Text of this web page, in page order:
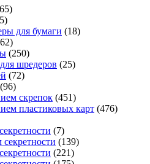
для бумаги (18)
(250)
шредеров (25)
(72)
(96)
скрепок (451)
пластиковых карт (476)
(7)
(139)
(221)